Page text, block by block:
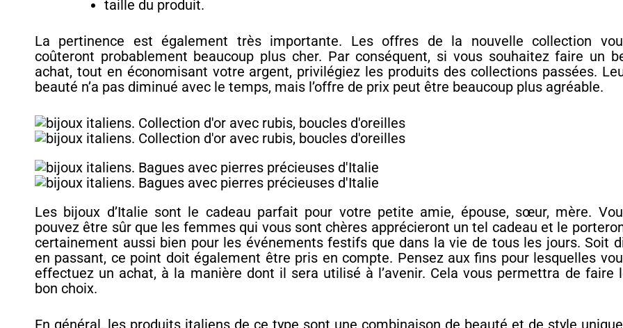
taille du produit.
La pertinence est également très importante. Les offres de la nouvelle collection
coûteront probablement beaucoup plus cher. Par conséquent, si vous souhaitez faire un
achat, tout en économisant votre argent, privilégiez les produits des collections passées.
beauté n’a pas diminué avec le temps, mais l’offre de prix peut être beaucoup plus agréable.
Les bijoux d’Italie sont le cadeau parfait pour votre petite amie, épouse, sœur, mère.
pouvez être sûr que les femmes qui vous sont chères apprécieront un tel cadeau et le
certainement aussi bien pour les événements festifs que dans la vie de tous les jours. Soit
en passant, ce point doit également être pris en compte. Pensez aux fins pour lesquelles
effectuez un achat, à la manière dont il sera utilisé à l’avenir. Cela vous permettra de faire
bon choix.
En général, les produits italiens de ce type sont une combinaison de beauté et de style